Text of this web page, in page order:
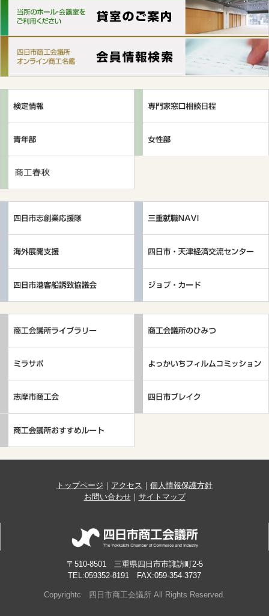
トップページ ｜ アクセス ｜ 個人情報保護方針
お問い合わせ｜ サイトマップ
〒510-8501 三重県四日市市諏訪町2-5
TEL:059352-8191 FAX:059-354-3737
Copyrightc 四日市商工会議所 All Rights Reserved.